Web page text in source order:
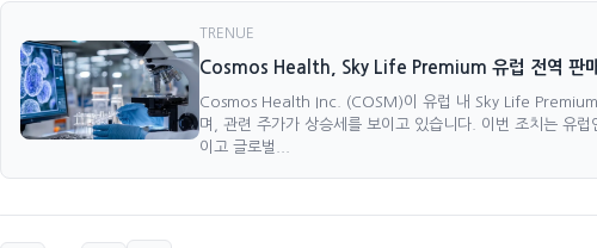
TRENUE
Cosmos Health, Sky Life Premium 유럽 전역 판
Cosmos Health Inc. (COSM)이 유럽 내 Sky Life Premium
며, 관련 주가가 상승세를 보이고 있습니다. 이번 조치는 유
이고 글로벌...